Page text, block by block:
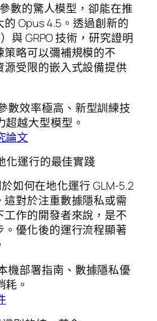
數的驚人模型，卻能在推
Opus 4.5。透過創新的
與 GRPO 技術，研究證明
策略可以彌補規模的不
源受限的嵌入式設備提供
數效率極高、新型訓練技
超越大型模型。
論文
化運行的最佳實踐
如何在地化運行 GLM-5.2
對於注重數據隱私或需
工作的開發者來說，是不
。優化後的運行流程顯著
機部署指南、數據隱私優
。